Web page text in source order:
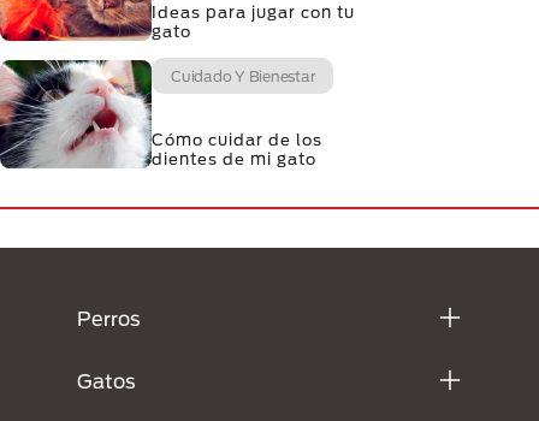
Ideas para jugar con tu
gato
Cuidado Y Bienestar
Cómo cuidar de los
dientes de mi gato
Perros
Gatos